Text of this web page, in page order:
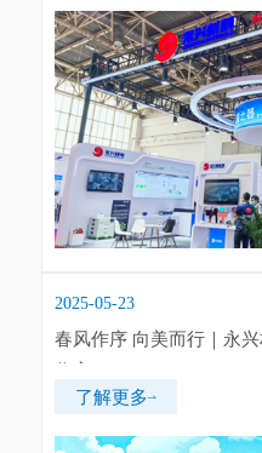
2025-05-23
春风作序 向美而行｜永
收官
了解更多